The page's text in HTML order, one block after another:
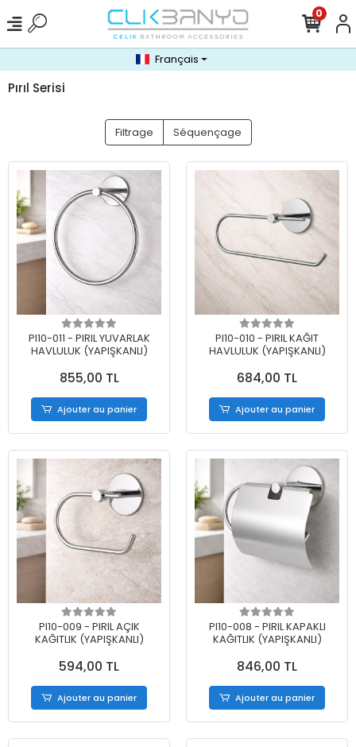
0
Français
Pırıl Serisi
Filtrage Séquençage
PI10-011 - PIRIL YUVARLAK
HAVLULUK (YAPIŞKANLI)
855,00 TL
Ajouter au panier
PI10-010 - PIRIL KAĞIT
HAVLULUK (YAPIŞKANLI)
684,00 TL
Ajouter au panier
PI10-009 - PIRIL AÇIK
KAĞITLIK (YAPIŞKANLI)
594,00 TL
Ajouter au panier
PI10-008 - PIRIL KAPAKLI
KAĞITLIK (YAPIŞKANLI)
846,00 TL
Ajouter au panier